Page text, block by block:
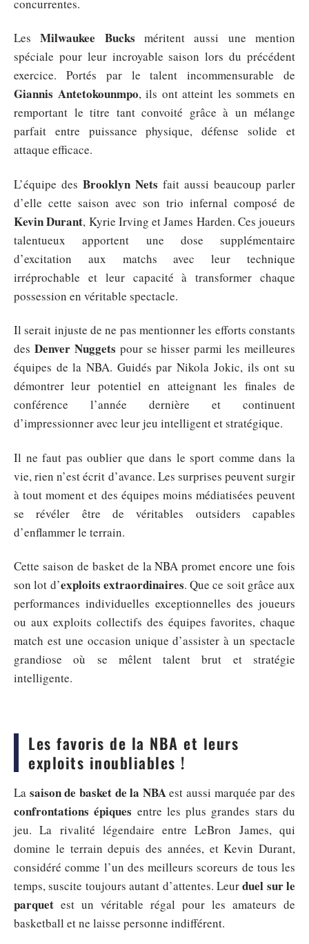
concurrentes.
LesMilwaukee Bucks méritent aussi une mention
spéciale pour leur incroyable saison lors du précédent
exercice. Portés par le talent incommensurable de
Giannis Antetokounmpo, ils ont atteint les sommets en
remportant le titre tant convoité grâce à un mélange
parfait entre puissance physique, défense solide et
attaque efficace.
L’équipe des Brooklyn Nets fait aussi beaucoup parler
d’elle cette saison avec son trio infernal composé de
Kevin Durant, Kyrie Irving et James Harden. Ces joueurs
talentueux apportent une dose supplémentaire
d’excitation aux matchs avec leur technique
irréprochable et leur capacité à transformer chaque
possession en véritable spectacle.
Il serait injuste de ne pas mentionner les efforts constants
des Denver Nuggets pour se hisser parmi les meilleures
équipes de la NBA. Guidés par Nikola Jokic, ils ont su
démontrer leur potentiel en atteignant les finales de
conférence l’année dernière et continuent
d’impressionner avec leur jeu intelligent et stratégique.
Il ne faut pas oublier que dans le sport comme dans la
vie, rien n’est écrit d’avance. Les surprises peuvent surgir
à tout moment et des équipes moins médiatisées peuvent
se révéler être de véritables outsiders capables
d’enflammer le terrain.
Cette saison de basket de la NBA promet encore une fois
son lot d’exploits extraordinaires. Que ce soit grâce aux
performances individuelles exceptionnelles des joueurs
ou aux exploits collectifs des équipes favorites, chaque
match est une occasion unique d’assister à un spectacle
grandiose où se mêlent talent brut et stratégie
intelligente.
Les favoris de la NBA et leurs
exploits inoubliables !
La saison de basket de la NBAest aussi marquée par des
confrontations épiques entre les plus grandes stars du
jeu. La rivalité légendaire entre LeBron James, qui
domine le terrain depuis des années, et Kevin Durant,
considéré comme l’un des meilleurs scoreurs de tous les
temps, suscite toujours autant d’attentes. Leurduel sur le
parquet est un véritable régal pour les amateurs de
basketball et ne laisse personne indifférent.